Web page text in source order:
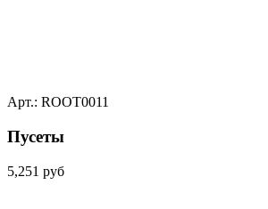
Арт.: ROOT0011
Пусеты
5,251 руб